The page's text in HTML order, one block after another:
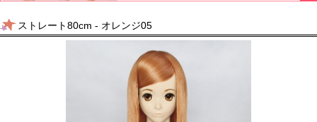
ストレート80cm - オレンジ05